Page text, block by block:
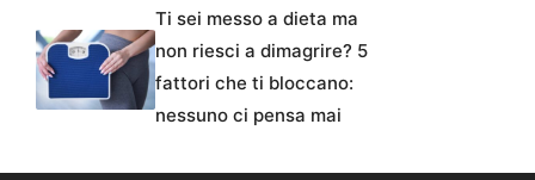
Ti sei messo a dieta ma
non riesci a dimagrire? 5
fattori che ti bloccano:
nessuno ci pensa mai